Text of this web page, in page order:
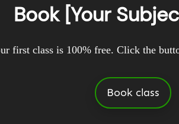
Book [Your
first class is 100% free. Click the
Book class